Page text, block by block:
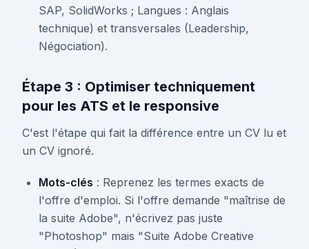
SAP, SolidWorks ; Langues : Anglais
technique) et transversales (Leadership,
Négociation).
Étape 3 : Optimiser techniquement
pour les ATS et le responsive
C'est l'étape qui fait la différence entre un CV lu et
un CV ignoré.
Mots-clés : Reprenez les termes exacts de
l'offre d'emploi. Si l'offre demande "maîtrise de
la suite Adobe", n'écrivez pas juste
"Photoshop" mais "Suite Adobe Creative